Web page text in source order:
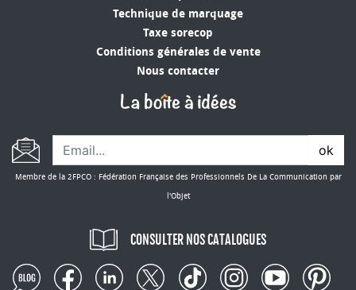
Technique de marquage
Taxe sorecop
Conditions générales de vente
Nous contacter
ok
Membre de la 2FPCO : Fédération Française des Professionnels De La Communication par
l'Objet
CONSULTER NOS CATALOGUES